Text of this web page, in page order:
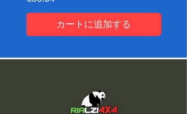
カートに追加する